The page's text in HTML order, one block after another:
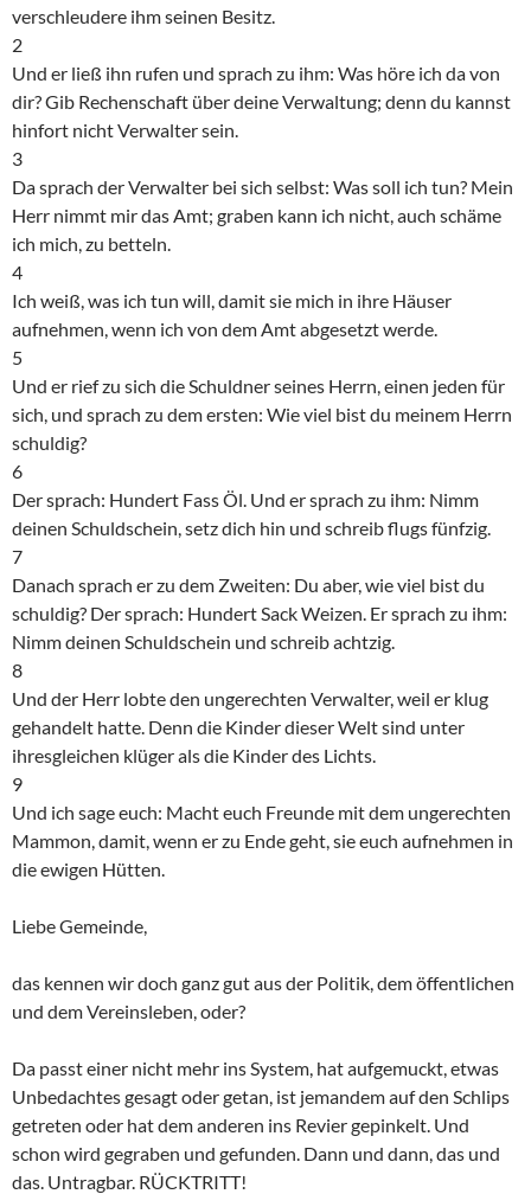
verschleudere ihm seinen Besitz.
2
Und er ließ ihn rufen und sprach zu ihm: Was höre ich da von
dir? Gib Rechenschaft über deine Verwaltung; denn du kannst
hinfort nicht Verwalter sein.
3
Da sprach der Verwalter bei sich selbst: Was soll ich tun? Mein
Herr nimmt mir das Amt; graben kann ich nicht, auch schäme
ich mich, zu betteln.
4
Ich weiß, was ich tun will, damit sie mich in ihre Häuser
aufnehmen, wenn ich von dem Amt abgesetzt werde.
5
Und er rief zu sich die Schuldner seines Herrn, einen jeden für
sich, und sprach zu dem ersten: Wie viel bist du meinem Herrn
schuldig?
6
Der sprach: Hundert Fass Öl. Und er sprach zu ihm: Nimm
deinen Schuldschein, setz dich hin und schreib flugs fünfzig.
7
Danach sprach er zu dem Zweiten: Du aber, wie viel bist du
schuldig? Der sprach: Hundert Sack Weizen. Er sprach zu ihm:
Nimm deinen Schuldschein und schreib achtzig.
8
Und der Herr lobte den ungerechten Verwalter, weil er klug
gehandelt hatte. Denn die Kinder dieser Welt sind unter
ihresgleichen klüger als die Kinder des Lichts.
9
Und ich sage euch: Macht euch Freunde mit dem ungerechten
Mammon, damit, wenn er zu Ende geht, sie euch aufnehmen in
die ewigen Hütten.
Liebe Gemeinde,
das kennen wir doch ganz gut aus der Politik, dem öffentlichen
und dem Vereinsleben, oder?
Da passt einer nicht mehr ins System, hat aufgemuckt, etwas
Unbedachtes gesagt oder getan, ist jemandem auf den Schlips
getreten oder hat dem anderen ins Revier gepinkelt. Und
schon wird gegraben und gefunden. Dann und dann, das und
das. Untragbar. RÜCKTRITT!